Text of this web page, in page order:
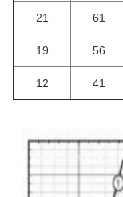
61
21
56
19
41
12